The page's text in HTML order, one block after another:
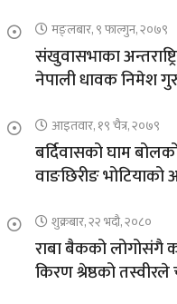
मङ्लबार, ९ फाल्गुन, २०७९
संखुवासभाका
नेपाली धावक निमेश
आइतवार, १९ चैत्र, २०७९
बर्दिवासको घाम
वाङछिरीङ
शुक्रबार, २२ भदौ, २०८०
राबा बैकको लोगोसंगै
किरण श्रेष्ठको तस्वीरले